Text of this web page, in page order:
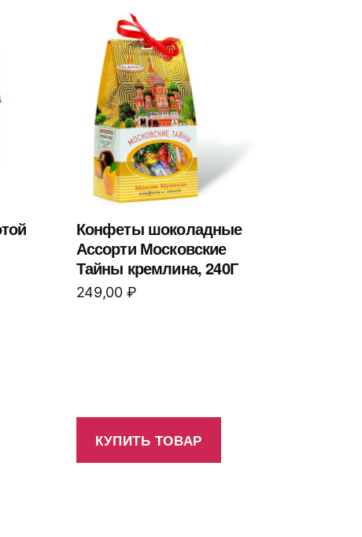
Конфеты шоколадные
Ассорти Московские
Тайны кремлина, 240Г
249,00 ₽
КУПИТЬ ТОВАР